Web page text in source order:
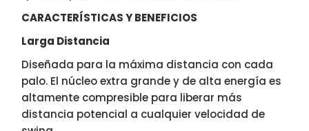
CARACTERÍSTICAS Y BENEFICIOS
Larga Distancia
Diseñada para la máxima distancia con cada
palo. El núcleo extra grande y de alta energía es
altamente compresible para liberar más
distancia potencial a cualquier velocidad de